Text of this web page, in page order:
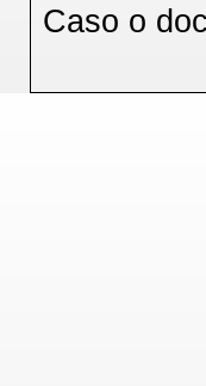
Caso o